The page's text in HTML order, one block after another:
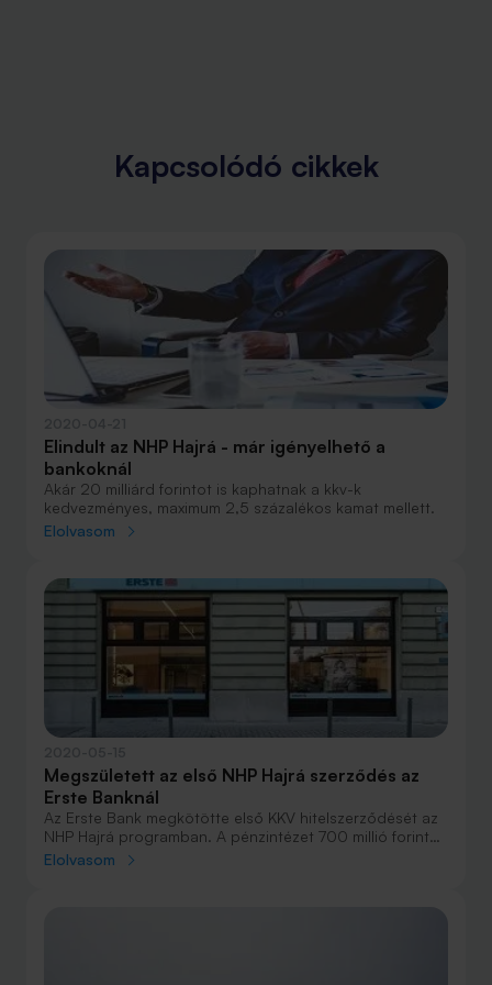
Kapcsolódó cikkek
Elindult az NHP Hajrá - már igényelhető a
bankoknál
Akár 20 milliárd forintot is kaphatnak a kkv-k
kedvezményes, maximum 2,5 százalékos kamat mellett.
Elolvasom
Megszületett az első NHP Hajrá szerződés az
Erste Banknál
Az Erste Bank megkötötte első KKV hitelszerződését az
NHP Hajrá programban. A pénzintézet 700 millió forintot
biztosít egy agrárvállalkozásnak új beruházása
Elolvasom